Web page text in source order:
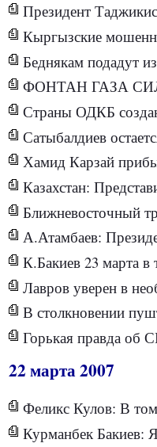
Президент
Кыргызские
Беднякам подадут
ФОНТАН ГАЗА
Страны ОДКБ
Сатыбалдиев остается
Хамид Карзай
Казахстан:
Ближневосточный
А.Атамбаев: Президент
К.Бакиев 23 марта в
Лавров уверен в
В столкновении
Горькая правда об
22марта2007
Феликс Кулов: В том,
Курманбек Бакиев: